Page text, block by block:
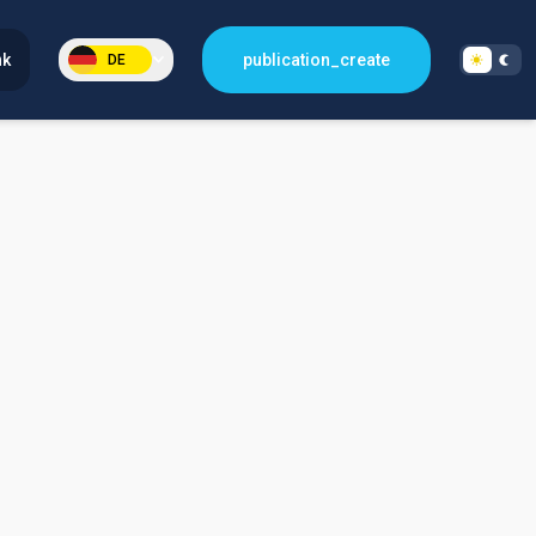
DE publication_create